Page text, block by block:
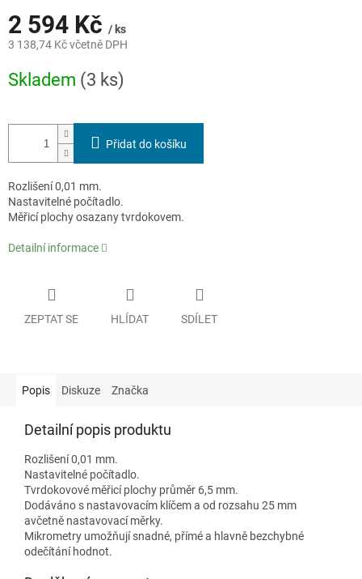
2 594 Kč / ks
3 138,74 Kč včetně DPH
cena:
Skladem (3 ks)
Přidat do košíku
Rozlišení 0,01 mm.
Nastavitelné počítadlo.
Měřicí plochy osazany tvrdokovem.
Detailní informace
ZEPTAT SE HLÍDAT SDÍLET
Popis Diskuze Značka
Detailní popis produktu
Rozlišení 0,01 mm.
Nastavitelné počítadlo.
Tvrdokovové měřicí plochy průměr 6,5 mm.
Dodáváno s nastavovacím klíčem a od rozsahu 25 mm
avčetně nastavovací měrky.
Mikrometry umožňují snadné, přímé a hlavně bezchybné
odečítání hodnot.